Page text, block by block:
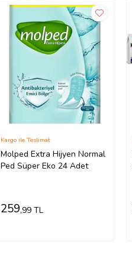
Molped Extra Hijyen Normal
Ped Süper Eko 24 Adet
Kargo ile Teslimat
259,99 TL